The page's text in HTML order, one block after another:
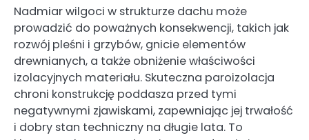
Nadmiar wilgoci w strukturze dachu może
prowadzić do poważnych konsekwencji, takich jak
rozwój pleśni i grzybów, gnicie elementów
drewnianych, a także obniżenie właściwości
izolacyjnych materiału. Skuteczna paroizolacja
chroni konstrukcję poddasza przed tymi
negatywnymi zjawiskami, zapewniając jej trwałość
i dobry stan techniczny na długie lata. To